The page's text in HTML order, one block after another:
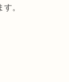
。